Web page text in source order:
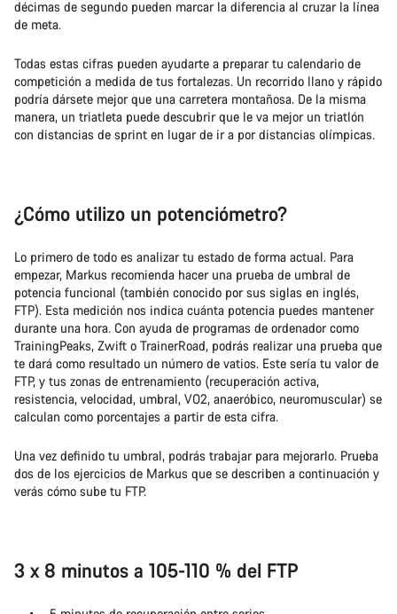
décimas de segundo pueden marcar la diferencia al cruzar la línea
de meta.
Todas estas cifras pueden ayudarte a preparar tu calendario de
competición a medida de tus fortalezas. Un recorrido llano y rápido
podría dársete mejor que una carretera montañosa. De la misma
manera, un triatleta puede descubrir que le va mejor un triatlón
con distancias de sprint en lugar de ir a por distancias olímpicas.
¿Cómo utilizo un potenciómetro?
Lo primero de todo es analizar tu estado de forma actual. Para
empezar, Markus recomienda hacer una prueba de umbral de
potencia funcional (también conocido por sus siglas en inglés,
FTP). Esta medición nos indica cuánta potencia puedes mantener
durante una hora. Con ayuda de programas de ordenador como
TrainingPeaks, Zwift o TrainerRoad, podrás realizar una prueba que
te dará como resultado un número de vatios. Este sería tu valor de
FTP, y tus zonas de entrenamiento (recuperación activa,
resistencia, velocidad, umbral, VO2, anaeróbico, neuromuscular) se
calculan como porcentajes a partir de esta cifra.
Una vez definido tu umbral, podrás trabajar para mejorarlo. Prueba
dos de los ejercicios de Markus que se describen a continuación y
verás cómo sube tu FTP.
3 x 8 minutos a 105-110 % del FTP